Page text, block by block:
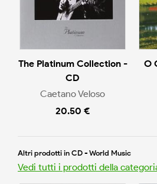
The Platinum Collection -
CD
Caetano Veloso
20.50 €
O
Altri prodotti in CD - World Music
Vedi tutti i prodotti della